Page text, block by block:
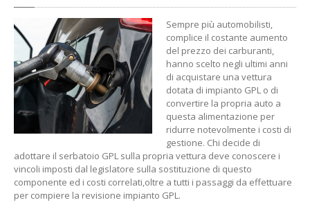
Sempre più automobilisti,
complice il costante aumento
del prezzo dei carburanti,
hanno scelto negli ultimi anni
di acquistare una vettura
dotata di impianto GPL o di
convertire la propria auto a
questa alimentazione per
ridurre notevolmente i costi di
gestione. Chi decide di
adottare il serbatoio GPL sulla propria vettura deve conoscere i
vincoli imposti dal legislatore sulla sostituzione di questo
componente ed i costi correlati,oltre a tutti i passaggi da effettuare
per compiere la revisione impianto GPL.